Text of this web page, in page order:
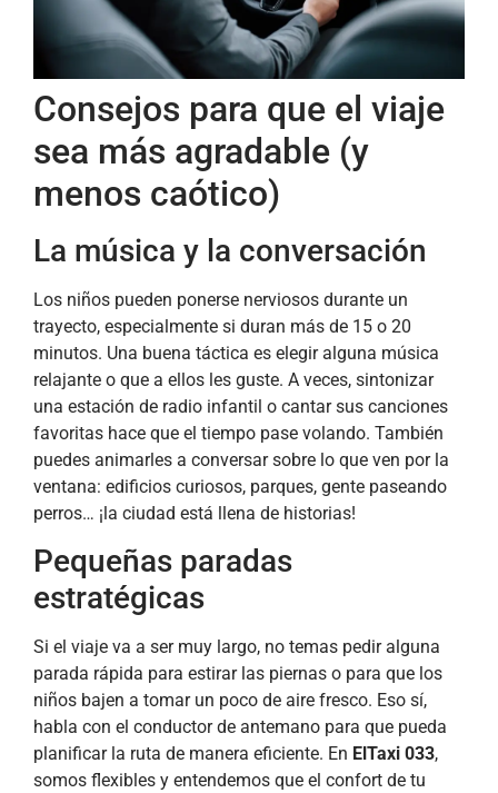
Consejos para que el viaje
sea más agradable (y
menos caótico)
La música y la conversación
Los niños pueden ponerse nerviosos durante un
trayecto, especialmente si duran más de 15 o 20
minutos. Una buena táctica es elegir alguna música
relajante o que a ellos les guste. A veces, sintonizar
una estación de radio infantil o cantar sus canciones
favoritas hace que el tiempo pase volando. También
puedes animarles a conversar sobre lo que ven por la
ventana: edificios curiosos, parques, gente paseando
perros… ¡la ciudad está llena de historias!
Pequeñas paradas
estratégicas
Si el viaje va a ser muy largo, no temas pedir alguna
parada rápida para estirar las piernas o para que los
niños bajen a tomar un poco de aire fresco. Eso sí,
habla con el conductor de antemano para que pueda
planificar la ruta de manera eficiente. En ElTaxi 033,
somos flexibles y entendemos que el confort de tu